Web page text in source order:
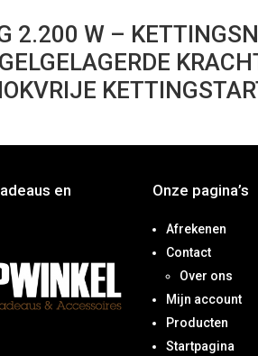
2.200 W –
en
Onze pagina’s
Afrekenen
Contact
Over ons
Mijn account
Producten
Startpagina